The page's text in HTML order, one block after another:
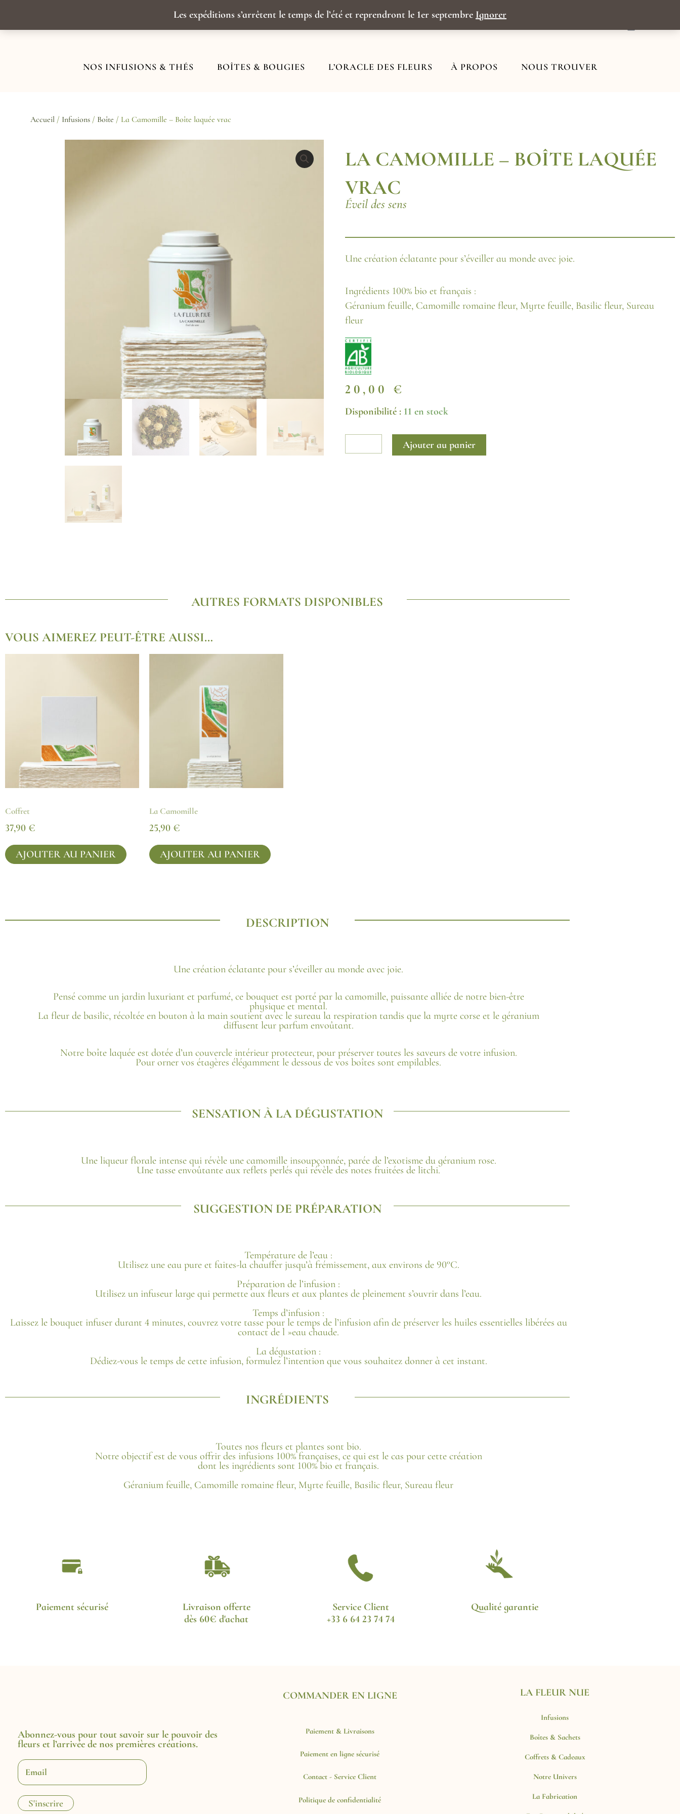
Les expéditions s’arrêtent le temps de l’été et reprendront le 1er septembre Ignorer
NOS INFUSIONS & THÉS BOÎTES & BOUGIES L’ORACLE DES FLEURS À PROPOS NOUS TROUVER
Accueil / Infusions / Boîte / La Camomille – Boîte laquée vrac
LA CAMOMILLE – BOÎTE LAQUÉE
VRAC
Éveil des sens
Une création éclatante pour s’éveiller au monde avec joie.
Ingrédients 100% bio et français :
Géranium feuille, Camomille romaine fleur, Myrte feuille, Basilic fleur, Sureau
fleur
20,00 €
Disponibilité : 11 en stock
quantité
Ajouter au panier
AUTRES FORMATS DISPONIBLES
VOUS AIMEREZ PEUT-ÊTRE AUSSI…
Coffret
37,90 €
AJOUTER AU PANIER
La Camomille
25,90 €
AJOUTER AU PANIER
DESCRIPTION
Une création éclatante pour s’éveiller au monde avec joie.
Pensé comme un jardin luxuriant et parfumé, ce bouquet est porté par la camomille, puissante alliée de notre bien-être
physique et mental.
La fleur de basilic, récoltée en bouton à la main soutient avec le sureau la respiration tandis que la myrte corse et le géranium
diffusent leur parfum envoûtant.
Notre boîte laquée est dotée d’un couvercle intérieur protecteur, pour préserver toutes les saveurs de votre infusion.
Pour orner vos étagères élégamment le dessous de vos boîtes sont empilables.
SENSATION À LA DÉGUSTATION
Une liqueur florale intense qui révèle une camomille insoupçonnée, parée de l’exotisme du géranium rose.
Une tasse envoûtante aux reflets perlés qui révèle des notes fruitées de litchi.
SUGGESTION DE PRÉPARATION
Température de l’eau :
Utilisez une eau pure et faites-la chauffer jusqu’à frémissement, aux environs de 90°C.
Préparation de l’infusion :
Utilisez un infuseur large qui permette aux fleurs et aux plantes de pleinement s’ouvrir dans l’eau.
Temps d’infusion :
Laissez le bouquet infuser durant 4 minutes, couvrez votre tasse pour le temps de l’infusion afin de préserver les huiles essentielles libérées au
contact de l »eau chaude.
La dégustation :
Dédiez-vous le temps de cette infusion, formulez l’intention que vous souhaitez donner à cet instant.
INGRÉDIENTS
Toutes nos fleurs et plantes sont bio.
Notre objectif est de vous offrir des infusions 100% françaises, ce qui est le cas pour cette création
dont les ingrédients sont 100% bio et français.
Géranium feuille, Camomille romaine fleur, Myrte feuille, Basilic fleur, Sureau fleur
Paiement sécurisé
Livraison offerte
dès 60€ d'achat
Service Client
+33 6 64 23 74 74
Qualité garantie
COMMANDER EN LIGNE
LA FLEUR NUE
Abonnez-vous pour tout savoir sur le pouvoir des
fleurs et l’arrivée de nos premières créations.
E
m
i
l
S'inscrire
Paiement & Livraisons
Paiement en ligne sécurisé
Contact - Service Client
Politique de confidentialité
Infusions
Boîtes & Sachets
Coffrets & Cadeaux
Notre Univers
La Fabrication